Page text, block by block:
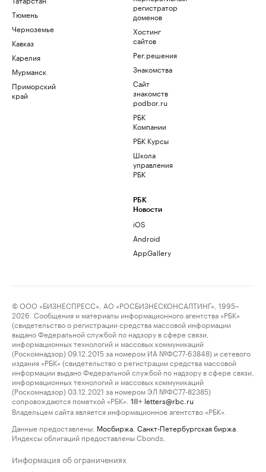
Тюмень
Черноземье
Кавказ
Карелия
Мурманск
Приморский
край
регистратор
доменов
Хостинг
сайтов
Рег.решения
Знакомства
Сайт
знакомств
podbor.ru
РБК
Компании
РБК Курсы
Школа
управления
РБК
РБК
Новости
iOS
Android
AppGallery
© ООО «БИЗНЕСПРЕСС», АО «РОСБИЗНЕСКОНСАЛТИНГ», 1995–
2026. Сообщения и материалы информационного агентства «РБК»
(свидетельство о регистрации средства массовой информации
выдано Федеральной службой по надзору в сфере связи,
информационных технологий и массовых коммуникаций
(Роскомнадзор) 09.12.2015 за номером ИА №ФС77-63848) и сетевого
издания «РБК» (свидетельство о регистрации средства массовой
информации выдано Федеральной службой по надзору в сфере связи,
информационных технологий и массовых коммуникаций
(Роскомнадзор) 03.12.2021 за номером ЭЛ №ФС77-82385)
сопровождаются пометкой «РБК».
18+ letters@rbc.ru
Владельцем сайта является информационное агентство «РБК».
Данные предоставлены: Мосбиржа Санкт-Петербургская биржа
Индексы облигаций предоставлены Cbonds.
Информация об ограничениях